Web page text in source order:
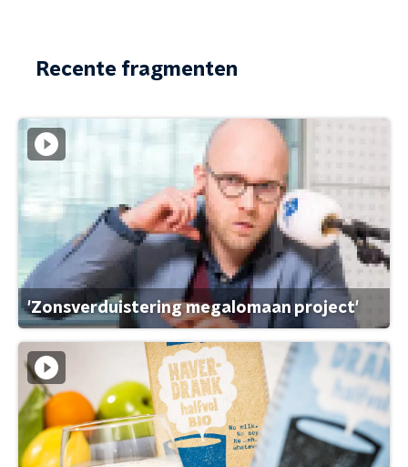
Recente fragmenten
'Zonsverduistering megalomaan project'